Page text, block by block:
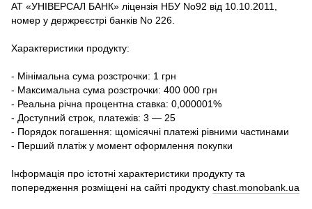
АТ «УНІВЕРСАЛ БАНК» ліцензія НБУ No92 від 10.10.2011,
номер у держреєстрі банків No 226.
Характеристики продукту:
- Мінімальна сума розстрочки: 1 грн
- Максимальна сума розстрочки: 400 000 грн
- Реальна річна процентна ставка: 0,000001%
- Доступний строк, платежів: 3 — 25
- Порядок погашення: щомісячні платежі рівними частинами
- Перший платіж у момент оформлення покупки
Інформація про істотні характеристики продукту та
попередження розміщені на сайті продукту chast.monobank.ua